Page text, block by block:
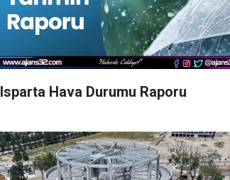
Isparta Hava Durumu Raporu